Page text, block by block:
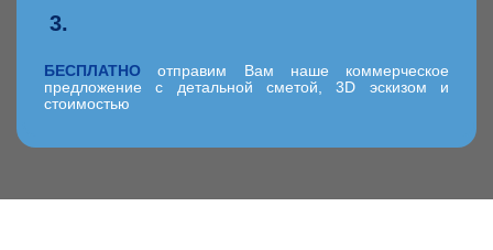
3.
БЕСПЛАТНО
отправим Вам наше коммерческое
предложение с детальной сметой, 3D эскизом и
стоимостью